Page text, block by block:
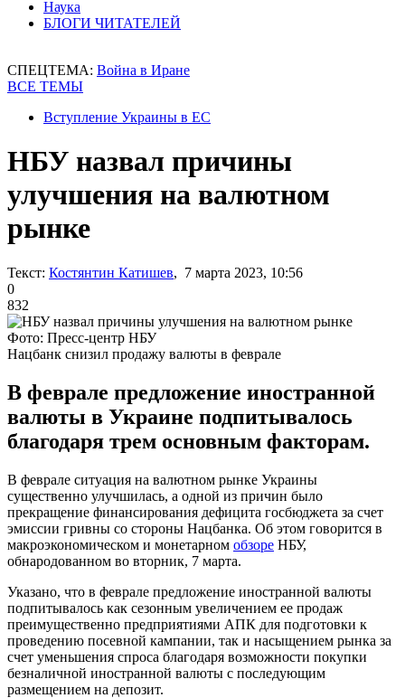
Наука
БЛОГИ ЧИТАТЕЛЕЙ
СПЕЦТЕМА: Война в Иране
ВСЕ ТЕМЫ
Вступление Украины в ЕС
НБУ назвал причины
улучшения на валютном
рынке
Текст: Костянтин Катишев, 7 марта 2023, 10:56
0
832
Фото: Пресс-центр НБУ
Нацбанк снизил продажу валюты в феврале
В феврале предложение иностранной
валюты в Украине подпитывалось
благодаря трем основным факторам.
В феврале ситуация на валютном рынке Украины
существенно улучшилась, а одной из причин было
прекращение финансирования дефицита госбюджета за счет
эмиссии гривны со стороны Нацбанка. Об этом говорится в
макроэкономическом и монетарном обзоре НБУ,
обнародованном во вторник, 7 марта.
Указано, что в феврале предложение иностранной валюты
подпитывалось как сезонным увеличением ее продаж
преимущественно предприятиями АПК для подготовки к
проведению посевной кампании, так и насыщением рынка за
счет уменьшения спроса благодаря возможности покупки
безналичной иностранной валюты с последующим
размещением на депозит.